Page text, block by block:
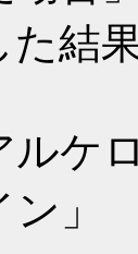
た結
ルケ
」